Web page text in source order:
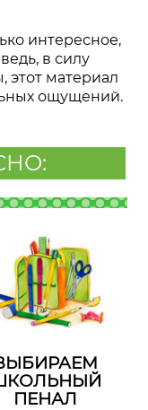
интересное,
в силу
этот материал
ощущений.
ПЕНАЛ